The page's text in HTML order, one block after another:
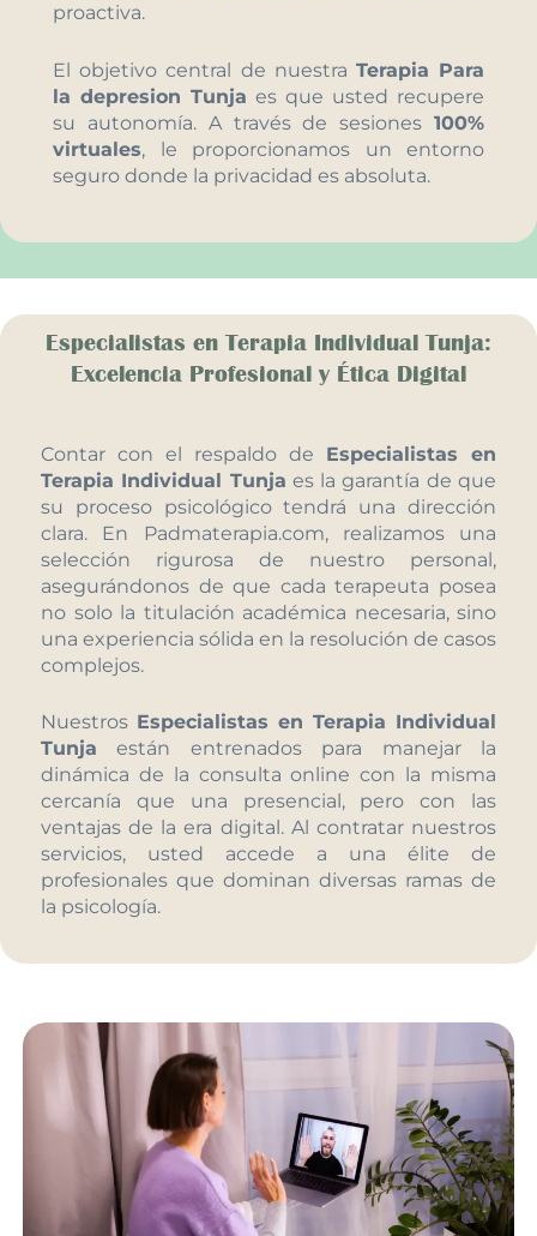
proactiva.
El objetivo central de nuestra Terapia Para
la depresion Tunja es que usted recupere
su autonomía. A través de sesiones 100%
virtuales, le proporcionamos un entorno
seguro donde la privacidad es absoluta.
Especialistas en Terapia Individual Tunja:
Excelencia Profesional y Ética Digital
Contar con el respaldo de Especialistas en
Terapia Individual Tunja es la garantía de que
su proceso psicológico tendrá una dirección
clara. En Padmaterapia.com, realizamos una
selección rigurosa de nuestro personal,
asegurándonos de que cada terapeuta posea
no solo la titulación académica necesaria, sino
una experiencia sólida en la resolución de casos
complejos.
Nuestros Especialistas en Terapia Individual
Tunja están entrenados para manejar la
dinámica de la consulta online con la misma
cercanía que una presencial, pero con las
ventajas de la era digital. Al contratar nuestros
servicios, usted accede a una élite de
profesionales que dominan diversas ramas de
la psicología.